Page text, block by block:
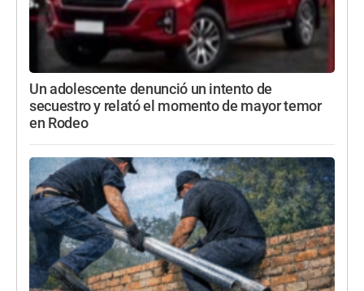
Un adolescente denunció un intento de
secuestro y relató el momento de mayor temor
en Rodeo